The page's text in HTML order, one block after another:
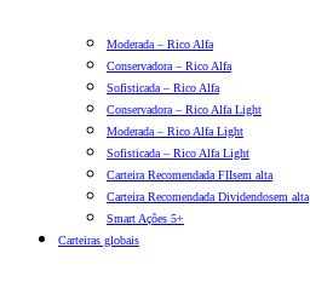
Moderada – Rico Alfa
Conservadora – Rico Alfa
Sofisticada – Rico Alfa
Conservadora – Rico Alfa Light
Moderada – Rico Alfa Light
Sofisticada – Rico Alfa Light
Carteira Recomendada FIIsem alta
Carteira Recomendada Dividendosem alta
Smart Ações 5+
Carteiras globais